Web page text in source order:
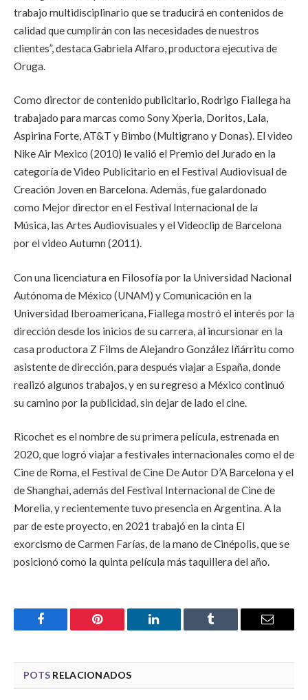
trabajo multidisciplinario que se traducirá en contenidos de
calidad que cumplirán con las necesidades de nuestros
clientes”, destaca Gabriela Alfaro, productora ejecutiva de
Oruga.
Como director de contenido publicitario, Rodrigo Fiallega ha
trabajado para marcas como Sony Xperia, Doritos, Lala,
Aspirina Forte, AT&T y Bimbo (Multigrano y Donas). El video
Nike Air Mexico (2010) le valió el Premio del Jurado en la
categoría de Video Publicitario en el Festival Audiovisual de
Creación Joven en Barcelona. Además, fue galardonado
como Mejor director en el Festival Internacional de la
Música, las Artes Audiovisuales y el Videoclip de Barcelona
por el video Autumn (2011).
Con una licenciatura en Filosofía por la Universidad Nacional
Autónoma de México (UNAM) y Comunicación en la
Universidad Iberoamericana, Fiallega mostró el interés por la
dirección desde los inicios de su carrera, al incursionar en la
casa productora Z Films de Alejandro González Iñárritu como
asistente de dirección, para después viajar a España, donde
realizó algunos trabajos, y en su regreso a México continuó
su camino por la publicidad, sin dejar de lado el cine.
Ricochet es el nombre de su primera película, estrenada en
2020, que logró viajar a festivales internacionales como el de
Cine de Roma, el Festival de Cine De Autor D’A Barcelona y el
de Shanghai, además del Festival Internacional de Cine de
Morelia, y recientemente tuvo presencia en Argentina. A la
par de este proyecto, en 2021 trabajó en la cinta El
exorcismo de Carmen Farías, de la mano de Cinépolis, que se
posicionó como la quinta película más taquillera del año.
Facebook Pinterest LinkedIn Tumblr Email
POTS RELACIONADOS